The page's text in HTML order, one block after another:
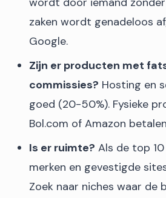
zaken wordt genadeloos
Google.
Zijn er producten met
commissies? Hosting en
goed (20-50%). Fysieke
Bol.com of Amazon
Is er ruimte? Als de top
merken en gevestigde
Zoek naar niches waar de